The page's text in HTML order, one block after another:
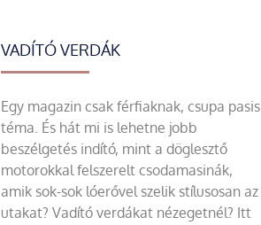
VADÍTÓ VERDÁK
Egy magazin csak férfiaknak, csupa pasis
téma. És hát mi is lehetne jobb
beszélgetés indító, mint a döglesztő
motorokkal felszerelt csodamasinák,
amik sok-sok lóerővel szelik stílusosan az
utakat? Vadító verdákat nézegetnél? Itt